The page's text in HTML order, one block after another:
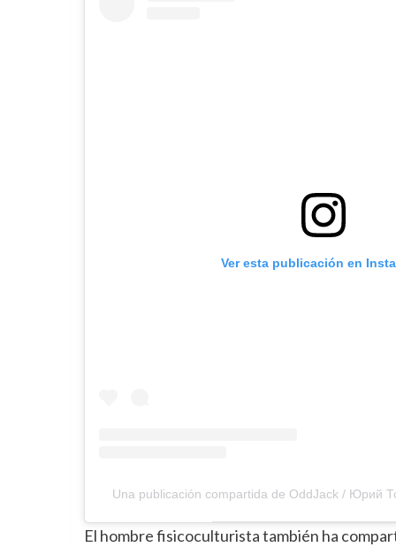
Ver esta publicación en
Una publicación compartida de OddJack / Юрий
El hombre fisicoculturista también ha